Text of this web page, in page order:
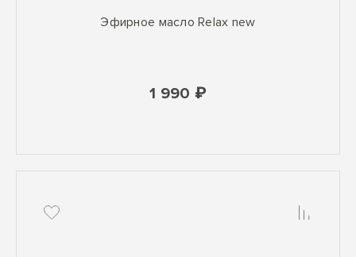
Эфирное масло Relax new
1 990 ₽